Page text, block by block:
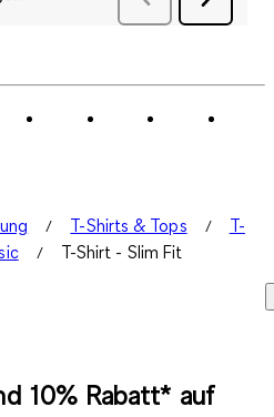
T-Shirts & Tops
T-
T-Shirt - Slim Fit
10% Rabatt* auf